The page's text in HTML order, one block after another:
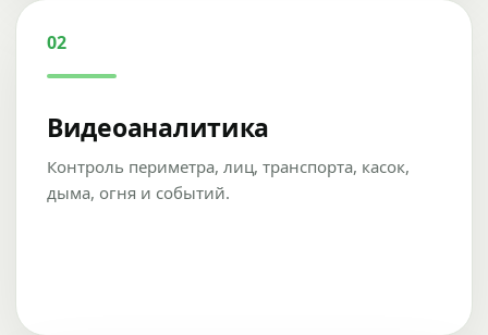
02
Видеоаналитика
Контроль периметра, лиц, транспорта, касок,
дыма, огня и событий.